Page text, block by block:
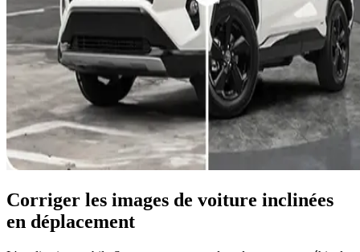
Corriger les images de voiture inclinées
en déplacement